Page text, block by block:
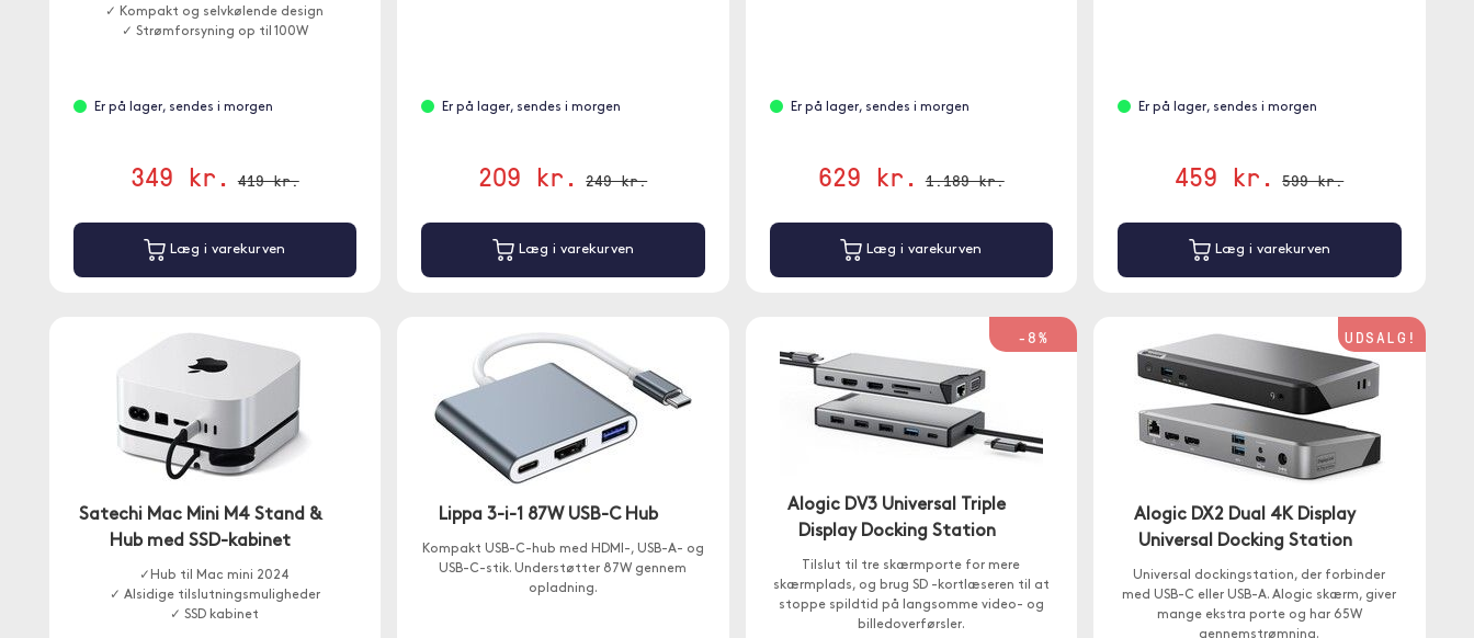
✓ Kompakt og selvkølende design
✓ Strømforsyning op til 100W
Er på lager, sendes i morgen
349 kr. 419 kr.
Læg i varekurven
Er på lager, sendes i morgen
209 kr. 249 kr.
Læg i varekurven
Er på lager, sendes i morgen
629 kr. 1.189 kr.
Læg i varekurven
Er på lager, sendes i morgen
459 kr. 599 kr.
Læg i varekurven
Satechi Mac Mini M4 Stand &
Hub med SSD-kabinet
✓Hub til Mac mini 2024
✓ Alsidige tilslutningsmuligheder
✓ SSD kabinet
Lippa 3-i-1 87W USB-C Hub
Kompakt USB-C-hub med HDMI-, USB-A- og
USB-C-stik. Understøtter 87W gennem
opladning.
-8%
Alogic DV3 Universal Triple
Display Docking Station
Tilslut til tre skærmporte for mere
skærmplads, og brug SD -kortlæseren til at
stoppe spildtid på langsomme video- og
billedoverførsler.
UDSALG!
Alogic DX2 Dual 4K Display
Universal Docking Station
Universal dockingstation, der forbinder
med USB-C eller USB-A. Alogic skærm, giver
mange ekstra porte og har 65W
gennemstrømning.